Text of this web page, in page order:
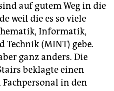
auf gutem Weg in die
weil die es so viele
Informatik,
Technik (MINT) gebe.
ganz anders. Die
beklagte einen
in den